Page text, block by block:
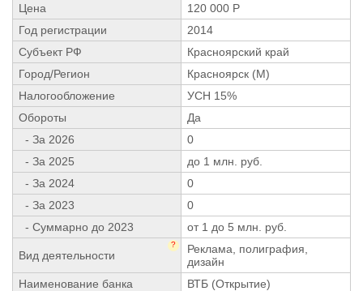
Цена
120 000 Р
Год регистрации
2014
Субъект РФ
Красноярский край
Город/Регион
Красноярск (М)
Налогообложение
УСН 15%
Обороты
Да
- За 2026
0
- За 2025
до 1 млн. руб.
- За 2024
0
- За 2023
0
- Суммарно до 2023
от 1 до 5 млн. руб.
Вид деятельности
?
Реклама, полиграфия,
дизайн
Наименование банка
ВТБ (Открытие)